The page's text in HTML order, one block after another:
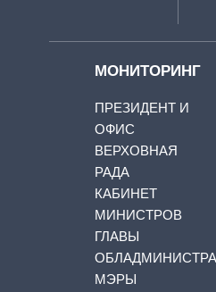
МОНИТОРИНГ
ПРЕЗИДЕНТ И
ОФИС
ВЕРХОВНАЯ
РАДА
КАБИНЕТ
МИНИСТРОВ
ГЛАВЫ
МЭРЫ